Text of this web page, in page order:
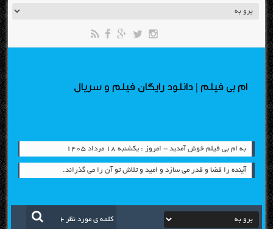
ام بی فیلم | دانلود رایگان فیلم و سریال
به ام بی فیلم خوش آمدید - امروز : یکشنبه ۱۸ مرداد ۱۴۰۵
آینده را قضا و قدر می سازد و امید و تلاش تو آن را می گذراند.